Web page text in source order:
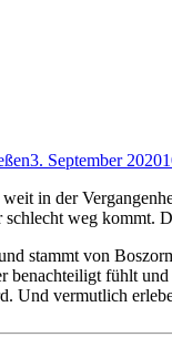
3. September 2020
in der
weg kommt.
stammt von
benachteiligt fühlt
Und vermutlich